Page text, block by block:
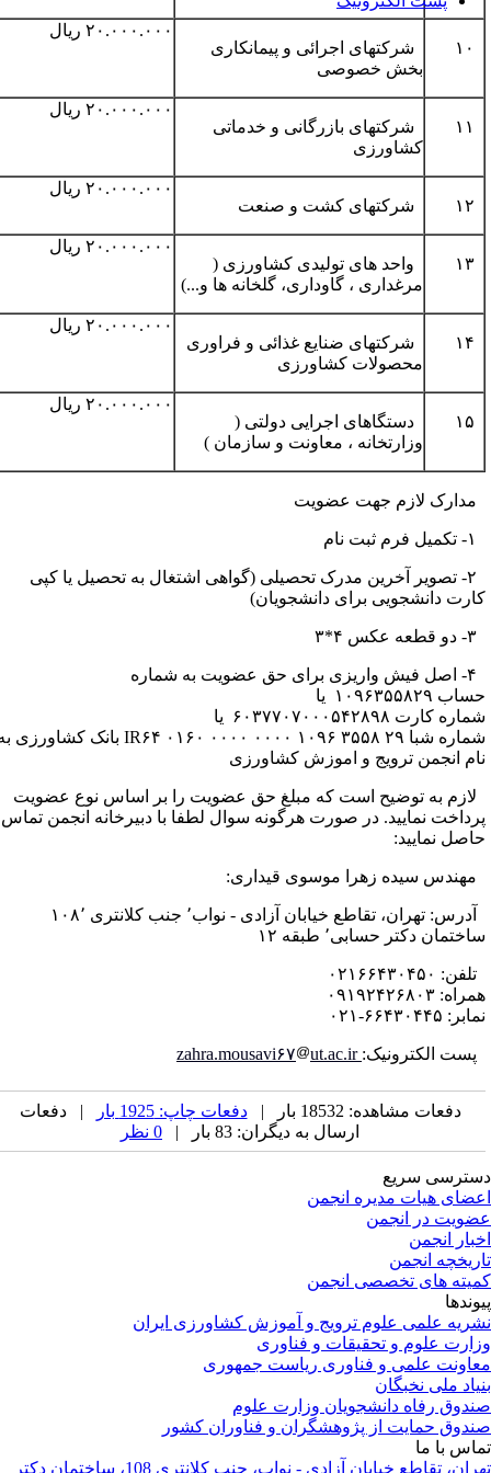
شرکتهای اجرائی و پیمانکاری
بخش خصوصی
۲۰.۰۰۰.۰۰۰ ریال
شرکتهای بازرگانی و خدماتی
کشاورزی
۲۰.۰۰۰.۰۰۰ ریال
شرکتهای کشت و صنعت
۲۰.۰۰۰.۰۰۰ ریال
واحد های تولیدی کشاورزی (
مرغداری ، گاوداری، گلخانه ها و...)
۲۰.۰۰۰.۰۰۰ ریال
شرکتهای ضنایع غذائی و فراوری
محصولات کشاورزی
۲۰.۰۰۰.۰۰۰ ریال
دستگاهای اجرایی دولتی (
وزارتخانه ، معاونت و سازمان )
۲۰.۰۰۰.۰۰۰ ریال
لازم جهت عضویت
۲- تصویر آخرین مدرک تحصیلی (گواهی اشتغال به تحصیل یا کپی
دانشجویی برای دانشجویان)
۱۰۹۶۳۵۵۸۲۹ یا
کارت ۶۰۳۷۷۰۷۰۰۰۵۴۲۸۹۸ یا
شماره شبا IR۶۴ ۰۱۶۰ ۰۰۰۰ ۰۰۰۰ ۱۰۹۶ ۳۵۵۸ ۲۹ بانک کشاورزی به
انجمن ترویج و اموزش کشاورزی
به توضیح است که مبلغ حق عضویت را بر اساس نوع عضویت
نمایید. در صورت هرگونه سوال لطفا با دبیرخانه انجمن تماس
نمایید:
سیده زهرا موسوی قیداری:
آدرس: تهران، تقاطع خیابان آزادی - نواب٬ جنب کلانتری ۱۰۸٬
دکتر حسابی٬ طبقه ۱۲
۰۲۱۶۶۴۳۰۴۵۰
۰۹۱۹۲۴۲۶۸۰۳
۶۶۴۳۰۴۴۵-۰۲۱
الکترونیک:zahra.mousavi۶۷ut.ac.ir
دفعات مشاهده: 18532 بار | دفعات چاپ: 1925 بار
| دفعات
ارسال به دیگران: 83 بار |
سریع
هیات مدیره انجمن
در انجمن
انجمن
انجمن
های تخصصی انجمن
علمی علوم ترویج و آموزش کشاورزی ایران
علوم و تحقیقات و فناوری
علمی و فناوری ریاست جمهوری
ملی نخبگان
رفاه دانشجویان وزارت علوم
حمایت از پژوهشگران و فناوران کشور
با ما
تهران، تقاطع خیابان آزادی - نواب، جنب کلانتری 108، ساختمان دکتر